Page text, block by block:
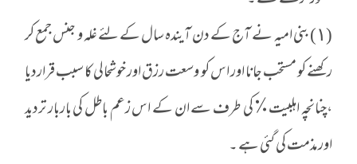
(١) بنی امیہ نے آج کے دن آیندہ سال کے لئے غلہ و جنس جمع کر
رکھنے کو مستحب جانا اور اس کو وسعت رزق اور خوشحالی کا سبب قراردیا
،چنانچہ اہلبیت٪ کی طرف سے ان کے اس زعم باطل کی باربار تردید
اور مذمت کی گئی ہے ۔